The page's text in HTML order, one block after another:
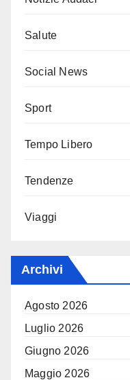
Salute
Social News
Sport
Tempo Libero
Tendenze
Viaggi
Archivi
Agosto 2026
Luglio 2026
Giugno 2026
Maggio 2026